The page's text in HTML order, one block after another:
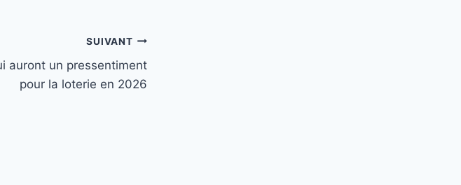
SUIVANT
auront un pressentiment
pour la loterie en 2026